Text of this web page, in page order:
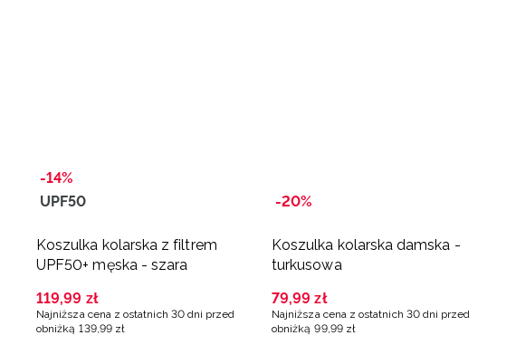
-14%
UPF50
Koszulka kolarska z filtrem
UPF50+ męska - szara
119,99 zł
Najniższa cena z ostatnich 30 dni przed
obniżką 139,99 zł
-20%
Koszulka kolarska damska -
turkusowa
79,99 zł
Najniższa cena z ostatnich 30 dni przed
obniżką 99,99 zł